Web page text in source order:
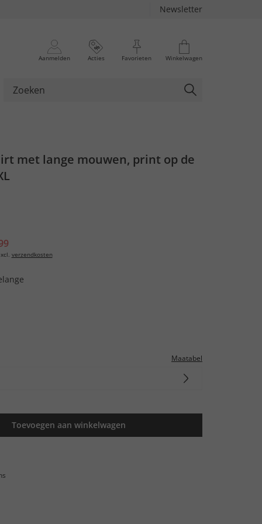
Newsletter
Aanmelden Acties Favorieten Winkelwagen
met lange mouwen, print op de
verzendkosten
Maatabel
Toevoegen aan winkelwagen